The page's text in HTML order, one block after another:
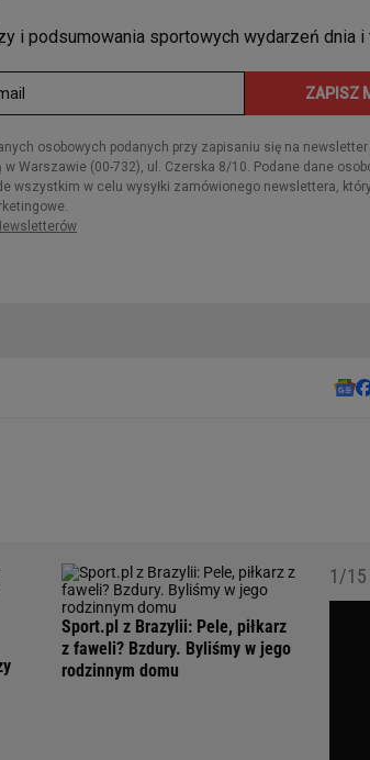
Sport.pl z Brazylii: Pele, piłkarz
z faweli? Bzdury. Byliśmy w jego
rodzinnym domu
1/15